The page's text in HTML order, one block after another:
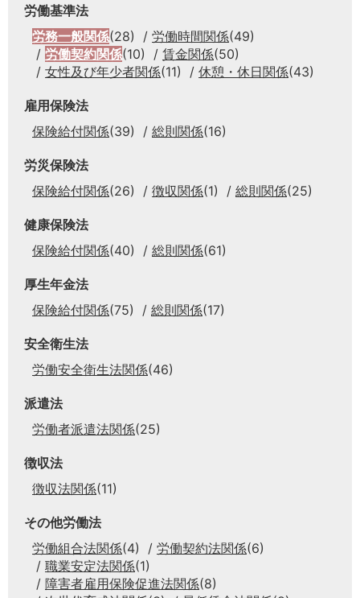
労働基準法
労務一般関係(28) 労働時間関係(49)
労働契約関係(10) 賃金関係(50)
女性及び年少者関係(11) 休憩・休日関係(43)
雇用保険法
保険給付関係(39) 総則関係(16)
労災保険法
保険給付関係(26) 徴収関係(1) 総則関係(25)
健康保険法
保険給付関係(40) 総則関係(61)
厚生年金法
保険給付関係(75) 総則関係(17)
安全衛生法
労働安全衛生法関係(46)
派遣法
労働者派遣法関係(25)
徴収法
徴収法関係(11)
その他労働法
労働組合法関係(4) 労働契約法関係(6)
職業安定法関係(1)
障害者雇用保険促進法関係(8)